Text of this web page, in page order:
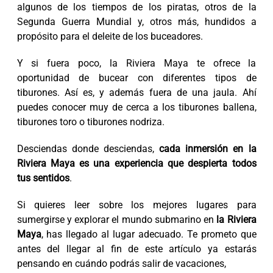
algunos de los tiempos de los piratas, otros de la
Segunda Guerra Mundial y, otros más, hundidos a
propósito para el deleite de los buceadores.
Y si fuera poco, la Riviera Maya te ofrece la
oportunidad de bucear con diferentes tipos de
tiburones. Así es, y además fuera de una jaula. Ahí
puedes conocer muy de cerca a los tiburones ballena,
tiburones toro o tiburones nodriza.
Desciendas donde desciendas, cada inmersión en la
Riviera Maya es una experiencia que despierta todos
tus sentidos.
Si quieres leer sobre los mejores lugares para
sumergirse y explorar el mundo submarino en la Riviera
Maya, has llegado al lugar adecuado. Te prometo que
antes del llegar al fin de este artículo ya estarás
pensando en cuándo podrás salir de vacaciones,